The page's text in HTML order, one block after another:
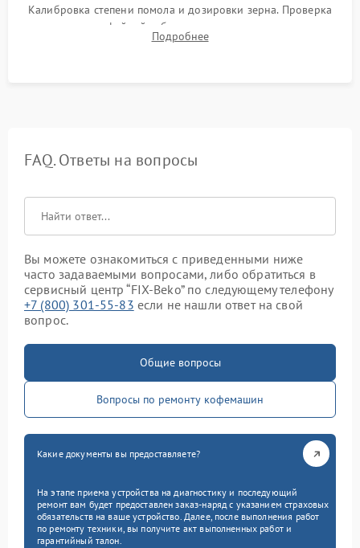
Калибровка степени помола и дозировки зерна. Проверка
плотности кофейной таблетки, температуры напитка и
качества молочной пены. Контроль отсутствия посторонних
Подробнее
FAQ. Ответы на вопросы
Вы можете ознакомиться с приведенными ниже
часто задаваемыми вопросами, либо обратиться в
сервисный центр “FIX-Beko” по следующему телефону
+7 (800) 301-55-83 если не нашли ответ на свой
вопрос.
Общие вопросы
Вопросы по ремонту кофемашин
Какие документы вы предоставляете?
На этапе приема устройства на диагностику и последующий
ремонт вам будет предоставлен заказ-наряд с указанием страховых
обязательств на ваше устройство. Далее, после выполнения работ
по ремонту техники, вы получите акт выполненных работ и
гарантийный талон.